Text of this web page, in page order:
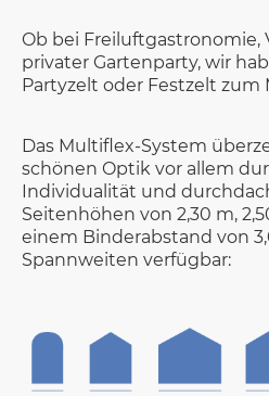
Ob bei Freiluftgastronomie,
privater Gartenparty, wir
Partyzelt oder Festzelt zum
Das Multiflex-System
schönen Optik vor allem
Individualität und
Seitenhöhen von 2,30 m,
einem Binderabstand von
Spannweiten verfügbar: